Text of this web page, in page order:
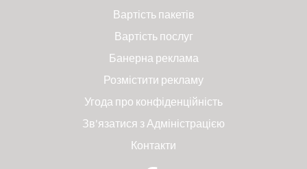
Вартість пакетів
Вартість послуг
Банерна реклама
Розмістити рекламу
Угода про конфіденційність
Зв'язатися з Адміністрацією
Контакти